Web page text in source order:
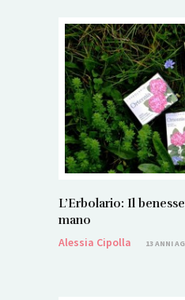
L’Erbolario: Il
mano
Alessia Cipolla
13 ANNI